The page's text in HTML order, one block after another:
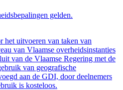
gelden.
het uitvoeren van taken van
van Vlaamse overheidsinstanties
van de Vlaamse Regering met de
van geografische
aan de GDI, door deelnemers
is kosteloos.